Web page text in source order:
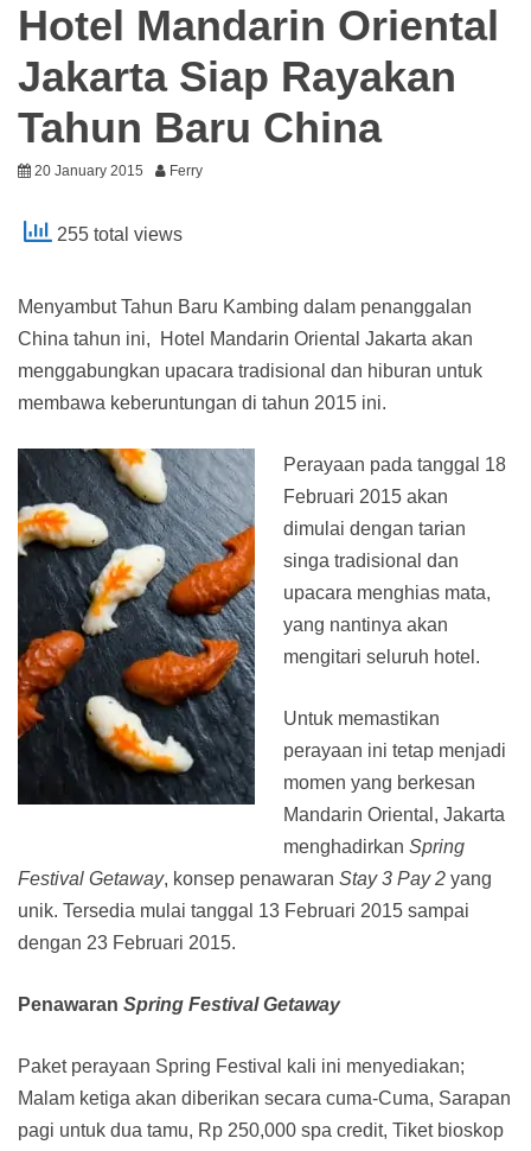
Hotel Mandarin Oriental
Jakarta Siap Rayakan
Tahun Baru China
20 January 2015 Ferry
255 total views
Menyambut Tahun Baru Kambing dalam penanggalan
China tahun ini, Hotel Mandarin Oriental Jakarta akan
menggabungkan upacara tradisional dan hiburan untuk
membawa keberuntungan di tahun 2015 ini.
Perayaan pada tanggal 18
Februari 2015 akan
dimulai dengan tarian
singa tradisional dan
upacara menghias mata,
yang nantinya akan
mengitari seluruh hotel.
Untuk memastikan
perayaan ini tetap menjadi
momen yang berkesan
Mandarin Oriental, Jakarta
menghadirkan Spring
Festival Getaway, konsep penawaran Stay 3 Pay 2 yang
unik. Tersedia mulai tanggal 13 Februari 2015 sampai
dengan 23 Februari 2015.
Penawaran Spring Festival Getaway
Paket perayaan Spring Festival kali ini menyediakan;
Malam ketiga akan diberikan secara cuma-Cuma, Sarapan
pagi untuk dua tamu, Rp 250,000 spa credit, Tiket bioskop